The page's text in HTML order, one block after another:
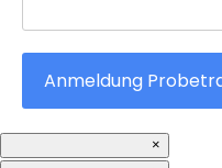
Anmeldung
×